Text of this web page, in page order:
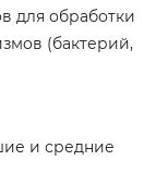
для обработки
(бактерий,
и средние